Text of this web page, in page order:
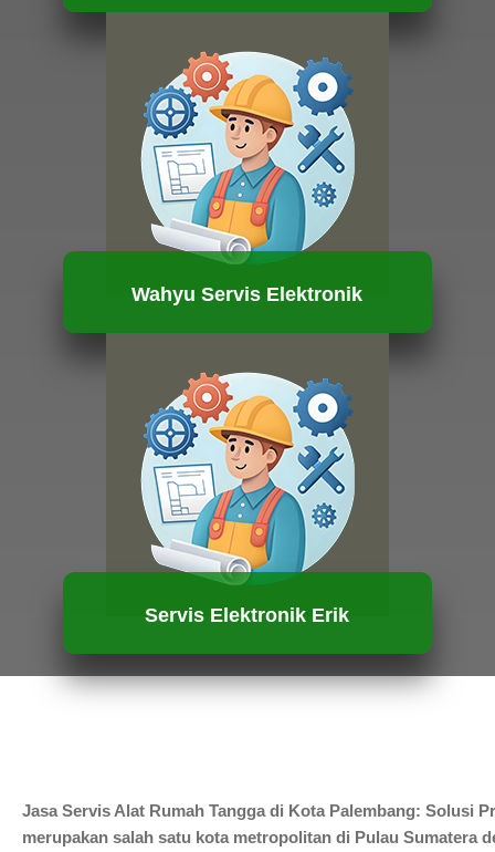
HUBUNGI KAMI
Wahyu Servis Elektronik
HUBUNGI KAMI
Servis Elektronik Erik
Jasa Servis Alat Rumah Tangga di Kota Palembang: Solusi
merupakan salah satu kota metropolitan di Pulau Sumatera